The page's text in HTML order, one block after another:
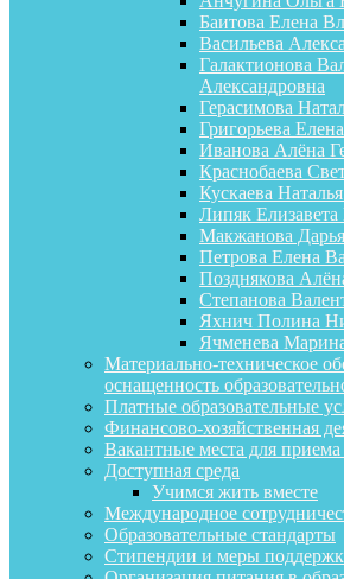
Баитова Елена
Васильева
Галактионова
Александровна
Герасимова
Григорьева
Иванова Алёна
Краснобаева
Кускаева
Липяк
Макжанова
Петрова Елена
Позднякова
Степанова
Яхнич Полина
Ячменева
Материально-техническое
оснащенность
Платные образовательные
Финансово-хозяйственная
Вакантные места для
Доступная среда
Учимся жить вместе
Международное
Образовательные стандарты
Стипендии и меры